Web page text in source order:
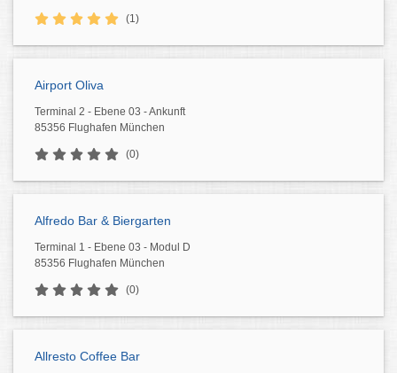
(1)
Airport Oliva
Terminal 2 - Ebene 03 - Ankunft
85356 Flughafen München
(0)
Alfredo Bar & Biergarten
Terminal 1 - Ebene 03 - Modul D
85356 Flughafen München
(0)
Allresto Coffee Bar